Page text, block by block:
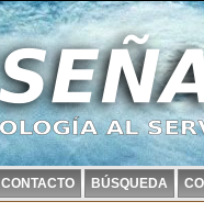
CONTACTO BÚSQUEDA